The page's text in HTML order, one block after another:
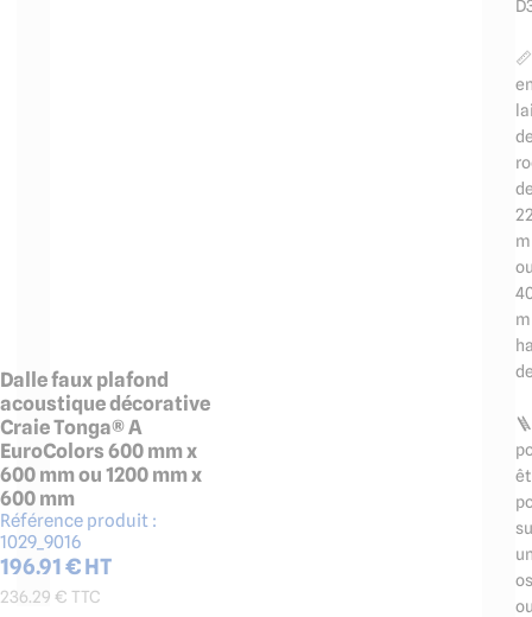
Dalle faux plafond
acoustique décorative
Craie Tonga® A
EuroColors 600 mm x
600 mm ou 1200 mm x
600 mm
Référence produit :
1029_9016
196.91€ HT
236.29 € TTC